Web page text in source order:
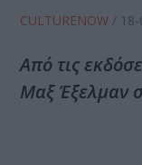
CULTURENOW /
Από τις
Μαξ Έξελμαν